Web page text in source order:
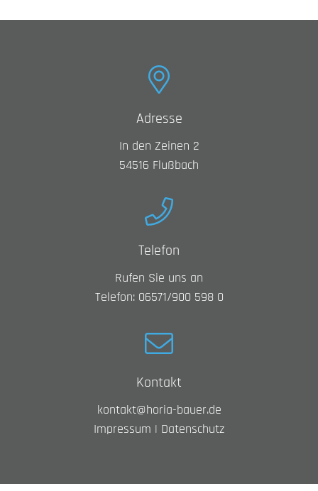
Adresse
In den Zeinen 2
54516 Flußbach
Telefon
Rufen Sie uns an
Telefon: 06571/900 598 0
Kontakt
kontakt@horia-bauer.de
Impressum | Datenschutz